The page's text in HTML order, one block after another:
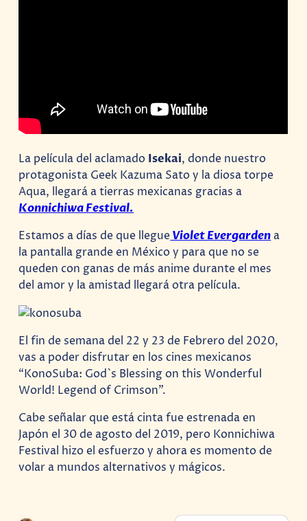
La película del aclamado Isekai, donde nuestro
protagonista Geek Kazuma Sato y la diosa torpe
Aqua, llegará a tierras mexicanas gracias a
Konnichiwa Festival.
Estamos a días de que llegueViolet Evergarden a
la pantalla grande en México y para que no se
queden con ganas de más anime durante el mes
del amor y la amistad llegará otra película.
El fin de semana del 22 y 23 de Febrero del 2020,
vas a poder disfrutar en los cines mexicanos
“KonoSuba: God`s Blessing on this Wonderful
World! Legend of Crimson”.
Cabe señalar que está cinta fue estrenada en
Japón el 30 de agosto del 2019, pero Konnichiwa
Festival hizo el esfuerzo y ahora es momento de
volar a mundos alternativos y mágicos.